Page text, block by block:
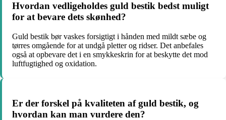
Hvordan vedligeholdes guld bestik bedst muligt
for at bevare dets skønhed?
Guld bestik bør vaskes forsigtigt i hånden med mildt sæbe og
tørres omgående for at undgå pletter og ridser. Det anbefales
også at opbevare det i en smykkeskrin for at beskytte det mod
luftfugtighed og oxidation.
Er der forskel på kvaliteten af guld bestik, og
hvordan kan man vurdere den?